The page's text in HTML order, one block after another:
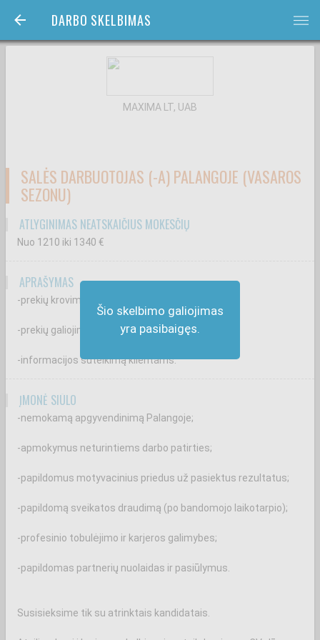
DARBO SKELBIMAS bars
Šio skelbimo galiojimas
yra pasibaigęs.
MAXIMA LT, UAB
SALĖS DARBUOTOJAS (-A) PALANGOJE (VASAROS
SEZONU)
ATLYGINIMAS NEATSKAIČIUS MOKESČIŲ
Nuo 1210 iki 1340 €
APRAŠYMAS
-prekių krovimą ir priežiūrą prekybos salėje;
-prekių galiojimo terminų kontrolę;
-informacijos suteikimą klientams.
ĮMONĖ SIŪLO
-nemokamą apgyvendinimą Palangoje;
-apmokymus neturintiems darbo patirties;
-papildomus motyvacinius priedus už pasiektus rezultatus;
-papildomą sveikatos draudimą (po bandomojo laikotarpio);
-profesinio tobulėjimo ir karjeros galimybes;
-papildomas partnerių nuolaidas ir pasiūlymus.
Susisieksime tik su atrinktais kandidatais.